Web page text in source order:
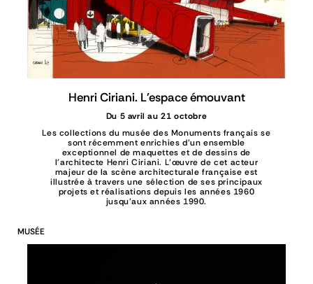
Henri Ciriani. L'espace émouvant
Du 5 avril au 21 octobre
Les collections du musée des Monuments français se
sont récemment enrichies d'un ensemble
exceptionnel de maquettes et de dessins de
l'architecte Henri Ciriani. L’œuvre de cet acteur
majeur de la scène architecturale française est
illustrée à travers une sélection de ses principaux
projets et réalisations depuis les années 1960
jusqu'aux années 1990.
MUSÉE